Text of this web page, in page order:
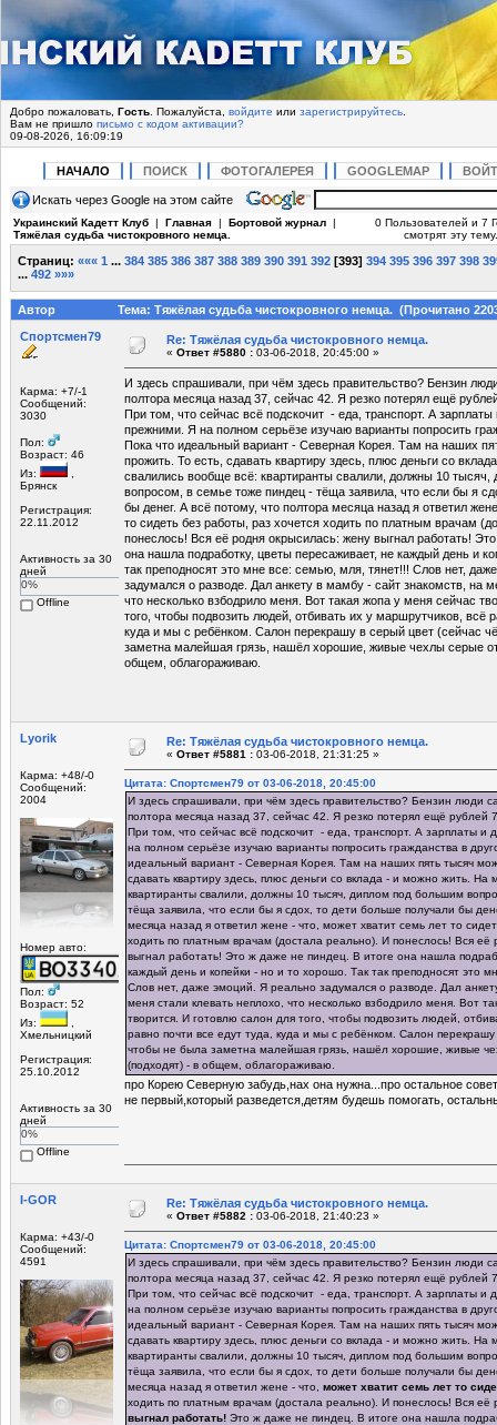
Добро пожаловать, Гость . Пожалуйста, войдите или зарегистрируйтесь
Вам не пришло письмо с кодом активации?
09-08-2026, 16:09:19
НАЧАЛО ПОИСК ФОТОГАЛЕРЕЯ GOOGLEMAP
Искать через Google на этом сайте
Украинский Кадетт Клуб | Главная | Бортовой журнал |
Тяжёлая судьба чистокровного немца.
0 Пользователей и 7
смотрят эту тему.
Страниц: ««« 1 ... 384 385 386 387 388 389 390 391 392 [393] 394 395 396 397 398
... 492 »»»
Автор
Тема: Тяжёлая судьба чистокровного немца. (Прочитано
Спортсмен79
Карма: +7/-1
Сообщений:
3030
Пол:
Возраст: 46
Из:
Брянск
Регистрация:
22.11.2012
Активность за 30
дней
0%
Offline
Re: Тяжёлая судьба чистокровного немца.
« Ответ #5880 : 03-06-2018, 20:45:00 »
И здесь спрашивали, при чём здесь правительство? Бензин
полтора месяца назад 37, сейчас 42. Я резко потерял ещё
При том, что сейчас всё подскочит - еда, транспорт. А зарплаты
прежними. Я на полном серьёзе изучаю варианты попросить
Пока что идеальный вариант - Северная Корея. Там на наших
прожить. То есть, сдавать квартиру здесь, плюс деньги со
свалились вообще всё: квартиранты свалили, должны 10
вопросом, в семье тоже пиндец - тёща заявила, что если бы я
бы денег. А всё потому, что полтора месяца назад я ответил
то сидеть без работы, раз хочется ходить по платным врачам
понеслось! Вся её родня окрысилась: жену выгнал работать!
она нашла подработку, цветы пересаживает, не каждый день и
так преподносят это мне все: семью, мля, тянет!!! Слов нет,
задумался о разводе. Дал анкету в мамбу - сайт знакомств, на
что несколько взбодрило меня. Вот такая жопа у меня сейчас
того, чтобы подвозить людей, отбивать их у маршрутчиков, всё
куда и мы с ребёнком. Салон перекрашу в серый цвет (сейчас
заметна малейшая грязь, нашёл хорошие, живые чехлы серые
общем, облагораживаю.
Lyorik
Карма: +48/-0
Сообщений:
2004
Номер авто:
Пол:
Возраст: 52
Из:
,
Хмельницкий
Регистрация:
25.10.2012
Активность за 30
дней
0%
Offline
Re: Тяжёлая судьба чистокровного немца.
« Ответ #5881 : 03-06-2018, 21:31:25 »
Цитата: Спортсмен79 от 03-06-2018, 20:45:00
И здесь спрашивали, при чём здесь правительство? Бензин люди
полтора месяца назад 37, сейчас 42. Я резко потерял ещё рублей
При том, что сейчас всё подскочит - еда, транспорт. А зарплаты и
на полном серьёзе изучаю варианты попросить гражданства в
идеальный вариант - Северная Корея. Там на наших пять тысяч
сдавать квартиру здесь, плюс деньги со вклада - и можно жить. На
квартиранты свалили, должны 10 тысяч, диплом под большим
тёща заявила, что если бы я сдох, то дети больше получали бы
месяца назад я ответил жене - что, может хватит семь лет то
ходить по платным врачам (достала реально). И понеслось! Вся её
выгнал работать! Это ж даже не пиндец. В итоге она нашла
каждый день и копейки - но и то хорошо. Так так преподносят это
Слов нет, даже эмоций. Я реально задумался о разводе. Дал
меня стали клевать неплохо, что несколько взбодрило меня. Вот
творится. И готовлю салон для того, чтобы подвозить людей,
равно почти все едут туда, куда и мы с ребёнком. Салон
чтобы не была заметна малейшая грязь, нашёл хорошие, живые
(подходят) - в общем, облагораживаю.
про Корею Северную забудь,нах она нужна...про остальное
не первый,который разведется,детям будешь помогать,
I-GOR
Карма: +43/-0
Сообщений:
4591
Re: Тяжёлая судьба чистокровного немца.
« Ответ #5882 : 03-06-2018, 21:40:23 »
Цитата: Спортсмен79 от 03-06-2018, 20:45:00
И здесь спрашивали, при чём здесь правительство? Бензин люди
полтора месяца назад 37, сейчас 42. Я резко потерял ещё рублей
При том, что сейчас всё подскочит - еда, транспорт. А зарплаты и
на полном серьёзе изучаю варианты попросить гражданства в
идеальный вариант - Северная Корея. Там на наших пять тысяч
сдавать квартиру здесь, плюс деньги со вклада - и можно жить. На
квартиранты свалили, должны 10 тысяч, диплом под большим
тёща заявила, что если бы я сдох, то дети больше получали бы
месяца назад я ответил жене - что, может хватит семь лет то
ходить по платным врачам (достала реально). И понеслось! Вся её
выгнал работать! Это ж даже не пиндец. В итоге она нашла